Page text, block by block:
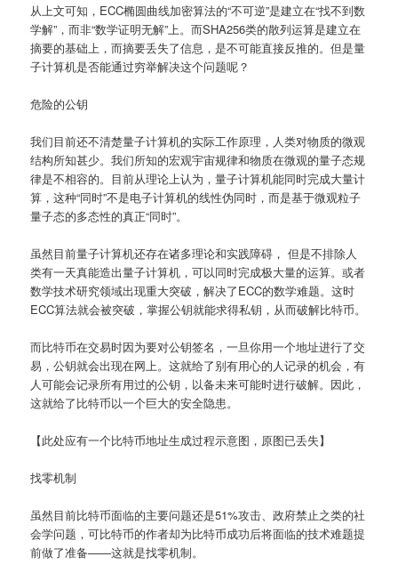
从上文可知，ECC椭圆曲线加密算法的“不可逆”是建立在“找不到数
学解”，而非“数学证明无解”上。而SHA256类的散列运算是建立在
摘要的基础上，而摘要丢失了信息，是不可能直接反推的。但是量
子计算机是否能通过穷举解决这个问题呢？
危险的公钥
我们目前还不清楚量子计算机的实际工作原理，人类对物质的微观
结构所知甚少。我们所知的宏观宇宙规律和物质在微观的量子态规
律是不相容的。目前从理论上认为，量子计算机能同时完成大量计
算，这种“同时”不是电子计算机的线性伪同时，而是基于微观粒子
量子态的多态性的真正“同时”。
虽然目前量子计算机还存在诸多理论和实践障碍， 但是不排除人
类有一天真能造出量子计算机，可以同时完成极大量的运算。或者
数学技术研究领域出现重大突破，解决了ECC的数学难题。这时
ECC算法就会被突破，掌握公钥就能求得私钥，从而破解比特币。
而比特币在交易时因为要对公钥签名，一旦你用一个地址进行了交
易，公钥就会出现在网上。这就给了别有用心的人记录的机会，有
人可能会记录所有用过的公钥，以备未来可能时进行破解。因此，
这就给了比特币以一个巨大的安全隐患。
【此处应有一个比特币地址生成过程示意图，原图已丢失】
找零机制
虽然目前比特币面临的主要问题还是51%攻击、政府禁止之类的社
会学问题，可比特币的作者却为比特币成功后将面临的技术难题提
前做了准备——这就是找零机制。